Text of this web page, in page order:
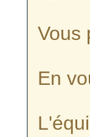
Vous
En